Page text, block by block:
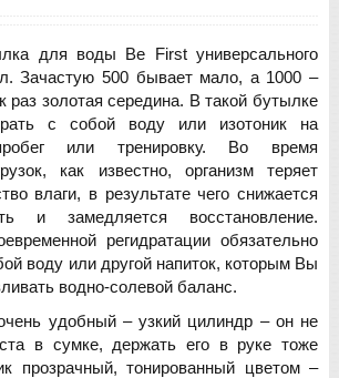
для воды Be First универсального
Зачастую 500 бывает мало, а 1000 –
раз золотая середина. В такой бутылке
с собой воду или изотоник на
или тренировку. Во время
как известно, организм теряет
влаги, в результате чего снижается
и замедляется восстановление.
регидратации обязательно
воду или другой напиток, которым Вы
водно-солевой баланс.
удобный – узкий цилиндр – он не
в сумке, держать его в руке тоже
прозрачный, тонированный цветом –